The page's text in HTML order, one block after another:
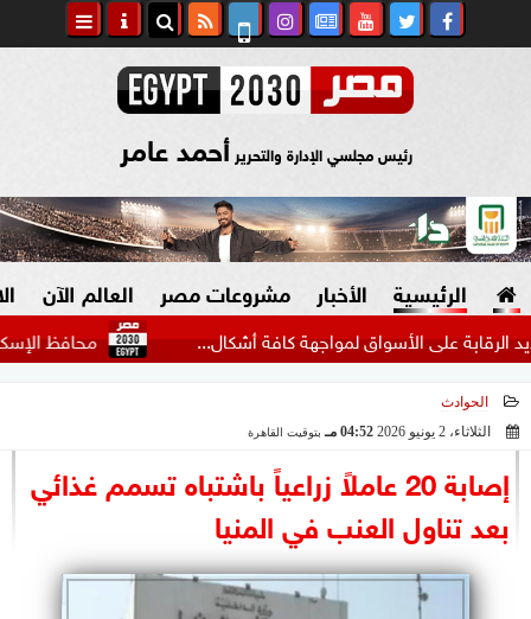
رئيس مجلسي الإدارة والتحرير أحمد عامر
الرئيسية الأخبار
السياسة
الرئاسة
البرلمان
الوزارات
دين وفتاوى
مشروعات مصر العالم الآن
محافظ الإسكندرية: على الأسواق لمواجهة كافة أشكال...
الحوادث
الثلاثاء، 2 يونيو 2026
04:52 مـ بتوقيت القاهرة
إصابة 20 عاملاً زراعياً باشتباه تسمم غذائي
بعد تناول العنب في المنيا